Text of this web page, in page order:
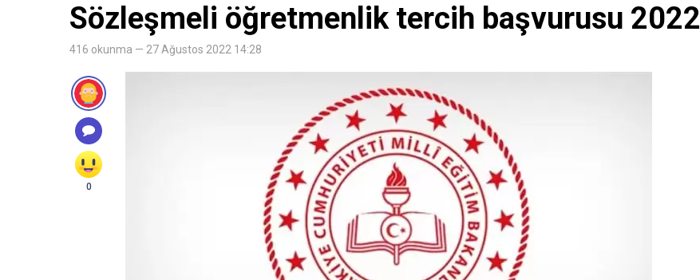
Sözleşmeli öğretmenlik tercih başvurusu 2022
416 okunma — 27 Ağustos 2022 14:28
0